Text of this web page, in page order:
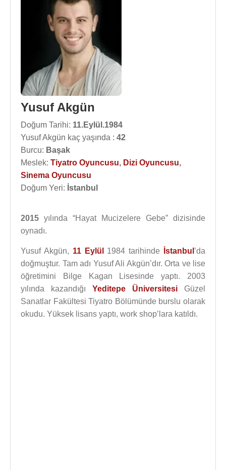
Yusuf Akgün
Doğum Tarihi: 11.Eylül.1984
Yusuf Akgün kaç yaşında : 42
Burcu: Başak
Meslek: Tiyatro Oyuncusu, Dizi Oyuncusu,
Sinema Oyuncusu
Doğum Yeri: İstanbul
2015 yılında “Hayat Mucizelere Gebe” dizisinde
oynadı.
Yusuf Akgün, 11 Eylül 1984 tarihinde İstanbul ’da
doğmuştur. Tam adı Yusuf Ali Akgün’dır. Orta ve lise
öğretimini Bilge Kagan Lisesinde yaptı. 2003
yılında kazandığı Yeditepe Üniversitesi Güzel
Sanatlar Fakültesi Tiyatro Bölümünde burslu olarak
okudu. Yüksek lisans yaptı, work shop’lara katıldı.